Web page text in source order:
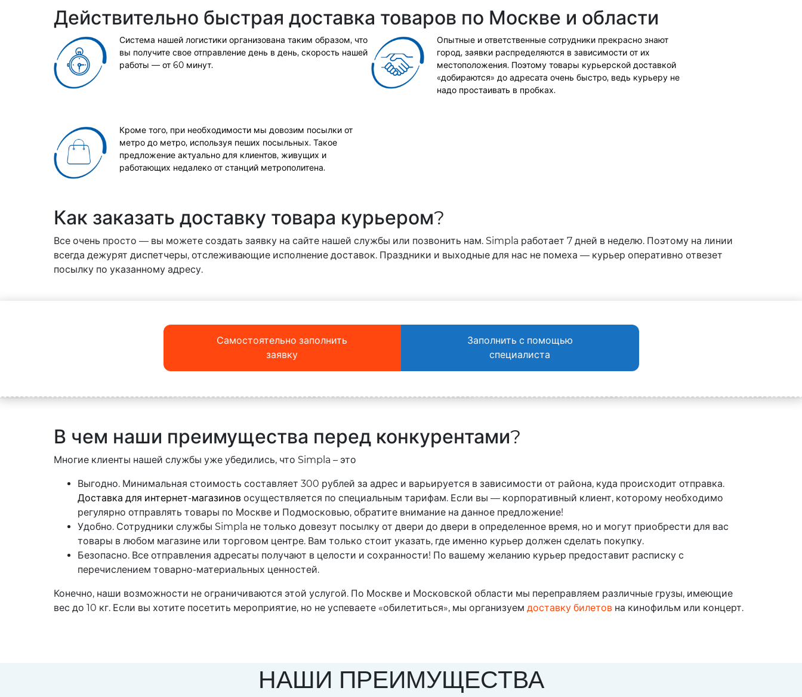
Действительно быстрая доставка товаров по Москве и области
Система нашей логистики организована таким образом, что
вы получите свое отправление день в день, скорость нашей
работы — от 60 минут.
Опытные и ответственные сотрудники прекрасно знают
город, заявки распределяются в зависимости от их
местоположения. Поэтому товары курьерской доставкой
«добираются» до адресата очень быстро, ведь курьеру не
надо простаивать в пробках.
Кроме того, при необходимости мы довозим посылки от
метро до метро, используя пеших посыльных. Такое
предложение актуально для клиентов, живущих и
работающих недалеко от станций метрополитена.
Как заказать доставку товара курьером?
Все очень просто — вы можете создать заявку на сайте нашей службы или позвонить нам. Simpla работает 7 дней в неделю. Поэтому на линии
всегда дежурят диспетчеры, отслеживающие исполнение доставок. Праздники и выходные для нас не помеха — курьер оперативно отвезет
посылку по указанному адресу.
Самостоятельно заполнить
заявку
Заполнить с помощью
специалиста
В чем наши преимущества перед конкурентами?
Многие клиенты нашей службы уже убедились, что Simpla – это
Выгодно. Минимальная стоимость составляет 300 рублей за адрес и варьируется в зависимости от района, куда происходит отправка.
Доставка для интернет-магазиновосуществляется по специальным тарифам. Если вы — корпоративный клиент, которому необходимо
регулярно отправлять товары по Москве и Подмосковью, обратите внимание на данное предложение!
Удобно. Сотрудники службы Simpla не только довезут посылку от двери до двери в определенное время, но и могут приобрести для вас
товары в любом магазине или торговом центре. Вам только стоит указать, где именно курьер должен сделать покупку.
Безопасно. Все отправления адресаты получают в целости и сохранности! По вашему желанию курьер предоставит расписку с
перечислением товарно-материальных ценностей.
Конечно, наши возможности не ограничиваются этой услугой. По Москве и Московской области мы переправляем различные грузы, имеющие
вес до 10 кг. Если вы хотите посетить мероприятие, но не успеваете «обилетиться», мы организуем доставку билетовна кинофильм или концерт.
НАШИ ПРЕИМУЩЕСТВА